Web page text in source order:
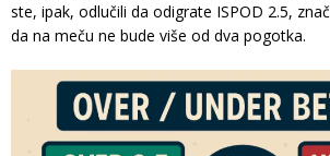
ste, ipak, odlučili da odigrate ISPOD 2.5,
da na meču ne bude više od dva pogotka.